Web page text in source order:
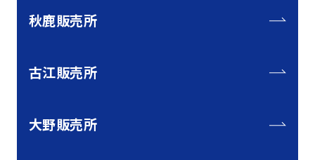
秋鹿販売所
古江販売所
大野販売所